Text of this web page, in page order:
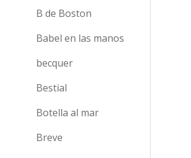
B de Boston
Babel en las manos
becquer
Bestial
Botella al mar
Breve